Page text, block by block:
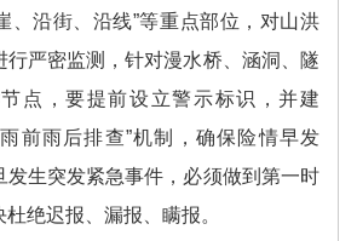
、沿街、沿线”等重点部位，对山洪
行严密监测，针对漫水桥、涵洞、隧
点，要提前设立警示标识，并建
雨前雨后排查”机制，确保险情早发
发生突发紧急事件，必须做到第一时
绝迟报、漏报、瞒报。